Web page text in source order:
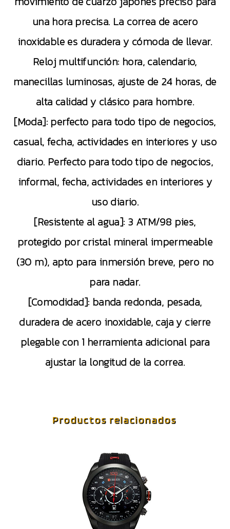
una hora precisa. La correa de acero
inoxidable es duradera y cómoda de llevar.
Reloj multifunción: hora, calendario,
manecillas luminosas, ajuste de 24 horas, de
alta calidad y clásico para hombre.
[Moda]: perfecto para todo tipo de negocios,
casual, fecha, actividades en interiores y uso
diario. Perfecto para todo tipo de negocios,
informal, fecha, actividades en interiores y
uso diario.
[Resistente al agua]: 3 ATM/98 pies,
protegido por cristal mineral impermeable
(30 m), apto para inmersión breve, pero no
para nadar.
[Comodidad]: banda redonda, pesada,
duradera de acero inoxidable, caja y cierre
plegable con 1 herramienta adicional para
ajustar la longitud de la correa.
Productos relacionados